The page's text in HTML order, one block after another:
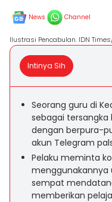
News Channel
Ilustrasi Pencabulan. IDN
Intinya Sih
Seorang guru di
sebagai tersangka
dengan berpura-
akun Telegram
Pelaku meminta
menggunakannya
sempat
memberikan